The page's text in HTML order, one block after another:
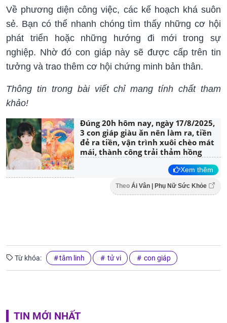
Về phương diện công việc, các kế hoạch khá suôn
sẻ. Bạn có thể nhanh chóng tìm thấy những cơ hội
phát triển hoặc những hướng đi mới trong sự
nghiệp. Nhờ đó con giáp này sẽ được cấp trên tin
tưởng và trao thêm cơ hội chứng minh bản thân.
Thông tin trong bài viết chỉ mang tính chất tham
khảo!
Đúng 20h hôm nay, ngày 17/8/2025,
3 con giáp giàu ăn nên làm ra, tiền
đẻ ra tiền, vận trình xuôi chèo mát
mái, thành công trải thảm hồng
Xem thêm
Theo Ái Vân | Phụ Nữ Sức Khỏe
Từ khóa: tâm linh tử vi con giáp
TIN MỚI NHẤT